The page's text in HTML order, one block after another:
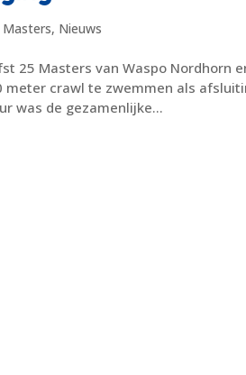
Masters, Nieuws
25 Masters van Waspo Nordhorn
meter crawl te zwemmen als
was de gezamenlijke...